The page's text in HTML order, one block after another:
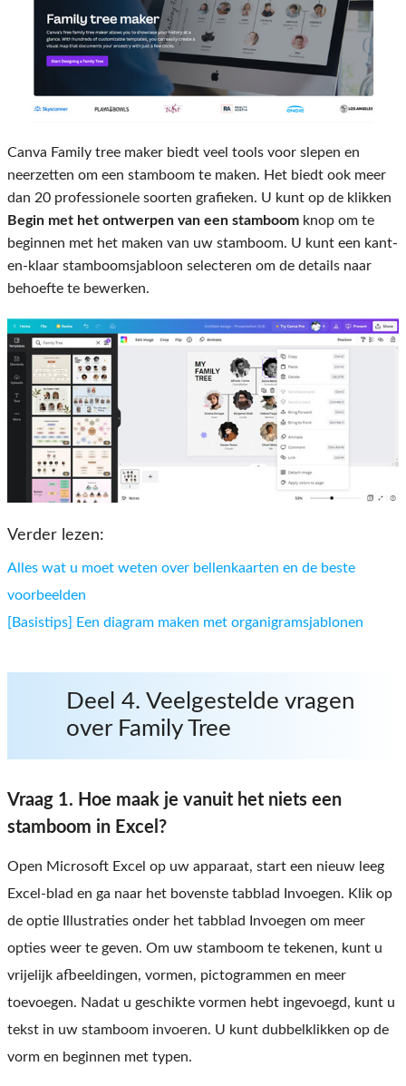
Canva Family tree maker biedt veel tools voor slepen en
neerzetten om een ​​stamboom te maken. Het biedt ook meer
dan 20 professionele soorten grafieken. U kunt op de klikken
Begin met het ontwerpen van een stamboom knop om te
beginnen met het maken van uw stamboom. U kunt een kant-
en-klaar stamboomsjabloon selecteren om de details naar
behoefte te bewerken.
Verder lezen:
Alles wat u moet weten over bellenkaarten en de beste
voorbeelden
[Basistips] Een diagram maken met organigramsjablonen
Deel 4. Veelgestelde vragen
over Family Tree
Vraag 1. Hoe maak je vanuit het niets een
stamboom in Excel?
Open Microsoft Excel op uw apparaat, start een nieuw leeg
Excel-blad en ga naar het bovenste tabblad Invoegen. Klik op
de optie Illustraties onder het tabblad Invoegen om meer
opties weer te geven. Om uw stamboom te tekenen, kunt u
vrijelijk afbeeldingen, vormen, pictogrammen en meer
toevoegen. Nadat u geschikte vormen hebt ingevoegd, kunt u
tekst in uw stamboom invoeren. U kunt dubbelklikken op de
vorm en beginnen met typen.